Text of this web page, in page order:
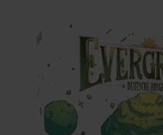
Spieledatenbank
Premium login
Neuheiten-New Games
Köpfe-Heads
Preise-Awards
Branchen-/Wirtschaftsnews